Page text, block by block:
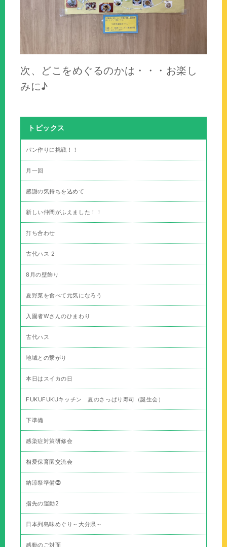
次、どこをめぐるのかは・・・お楽し
みに♪
トピックス
パン作りに挑戦！！
月一回
感謝の気持ちを込めて
新しい仲間がふえました！！
打ち合わせ
古代ハス 2
8月の壁飾り
夏野菜を食べて元気になろう
入園者Wさんのひまわり
古代ハス
地域との繋がり
本日はスイカの日
FUKUFUKUキッチン 夏のさっぱり寿司（誕生会）
下準備
感染症対策研修会
相愛保育園交流会
納涼祭準備⓶
指先の運動2
日本列島味めぐり～大分県～
感動のご対面